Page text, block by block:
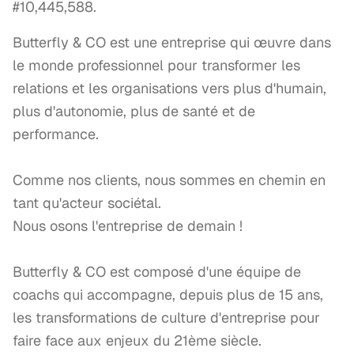
#10,445,588.
Butterfly & CO est une entreprise qui œuvre dans
le monde professionnel pour transformer les
relations et les organisations vers plus d'humain,
plus d'autonomie, plus de santé et de
performance.
Comme nos clients, nous sommes en chemin en
tant qu'acteur sociétal.
Nous osons l'entreprise de demain !
Butterfly & CO est composé d'une équipe de
coachs qui accompagne, depuis plus de 15 ans,
les transformations de culture d'entreprise pour
faire face aux enjeux du 21ème siècle.